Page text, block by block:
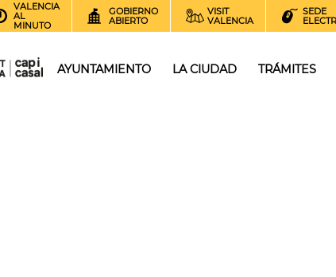
VALENCIA
AL
MINUTO
GOBIERNO
ABIERTO
VISIT
VALENCIA
SEDE
AYUNTAMIENTO LA CIUDAD TRÁMITES